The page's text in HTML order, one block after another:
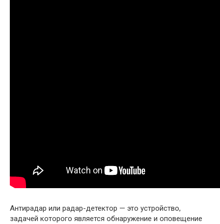
Антирадар или радар-детектор — это устройство,
задачей которого является обнаружение и оповещение